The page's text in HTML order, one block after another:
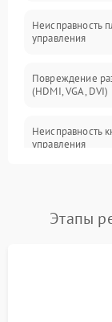
Неисправность
управления
Повреждение
(HDMI, VGA, DVI)
Неисправность
управления
Повреждение
Этапы